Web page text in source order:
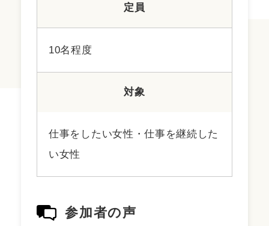
定員
10名程度
対象
仕事をしたい女性・仕事を継続した
い女性
参加者の声